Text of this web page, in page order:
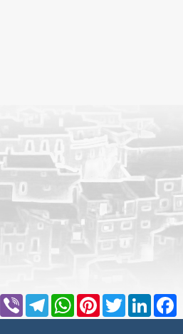
Facebook
LinkedIn
Twitter
Pinterest
WhatsApp
Telegram
Viber